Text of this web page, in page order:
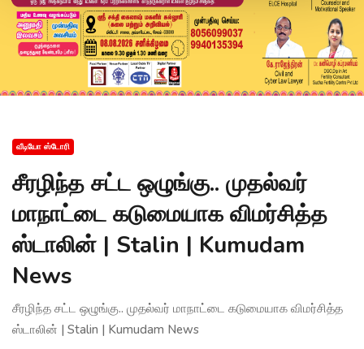
வீடியோ ஸ்டோரி
சீரழிந்த சட்ட ஒழுங்கு.. முதல்வர்
மாநாட்டை கடுமையாக விமர்சித்த
ஸ்டாலின் | Stalin | Kumudam
News
சீரழிந்த சட்ட ஒழுங்கு.. முதல்வர் மாநாட்டை கடுமையாக விமர்சித்த
ஸ்டாலின் | Stalin | Kumudam News